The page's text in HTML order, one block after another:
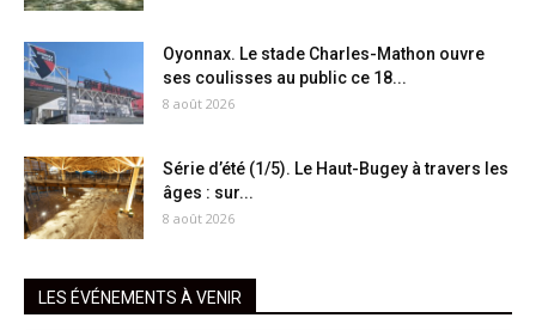
Oyonnax. Le stade Charles-Mathon ouvre
ses coulisses au public ce 18...
8 août 2026
Série d’été (1/5). Le Haut-Bugey à travers les
âges : sur...
8 août 2026
LES ÉVÉNEMENTS À VENIR